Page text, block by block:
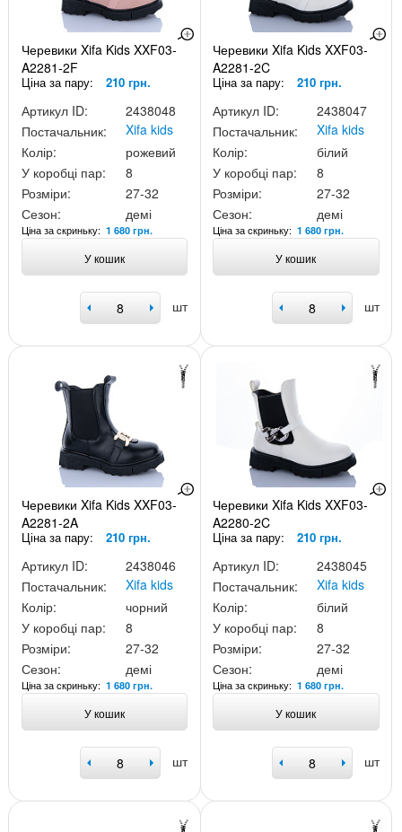
Черевики Xifa Kids XXF03-
A2281-2F
Ціна за пару: 210 грн.
Артикул ID:
2438048
Постачальник:
Xifa kids
Колір:
рожевий
У коробці пар:
8
Розміри:
27-32
Сезон:
демі
Ціна за скриньку: 1 680 грн.
У кошик
шт
Черевики Xifa Kids XXF03-
A2281-2C
Ціна за пару: 210 грн.
Артикул ID:
2438047
Постачальник:
Xifa kids
Колір:
білий
У коробці пар:
8
Розміри:
27-32
Сезон:
демі
Ціна за скриньку:1 680 грн.
У кошик
шт
Черевики Xifa Kids XXF03-
A2281-2A
Ціна за пару: 210 грн.
Артикул ID:
2438046
Постачальник:
Xifa kids
Колір:
чорний
У коробці пар:
8
Розміри:
27-32
Сезон:
демі
Ціна за скриньку: 1 680 грн.
У кошик
шт
Черевики Xifa Kids XXF03-
A2280-2C
Ціна за пару: 210 грн.
Артикул ID:
2438045
Постачальник:
Xifa kids
Колір:
білий
У коробці пар:
8
Розміри:
27-32
Сезон:
демі
Ціна за скриньку:1 680 грн.
У кошик
шт